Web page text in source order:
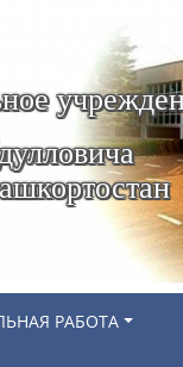
РАБОТА